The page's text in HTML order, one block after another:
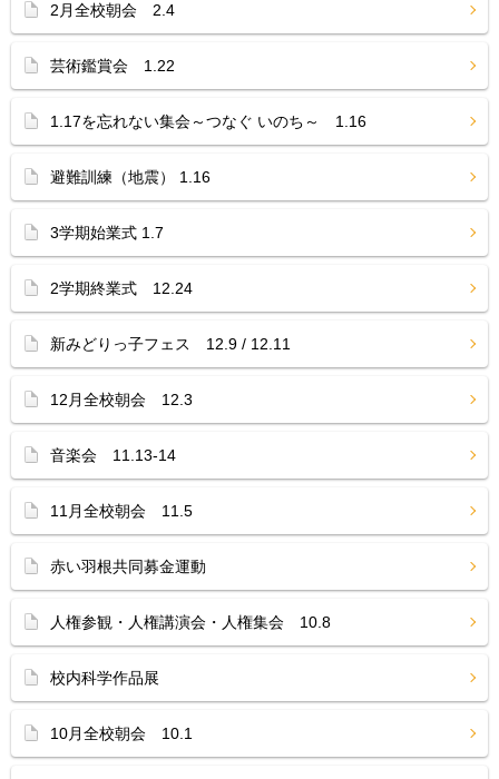
2月全校朝会 2.4
芸術鑑賞会 1.22
1.17を忘れない集会～つなぐ いのち～ 1.16
避難訓練（地震） 1.16
3学期始業式 1.7
2学期終業式 12.24
新みどりっ子フェス 12.9 / 12.11
12月全校朝会 12.3
音楽会 11.13-14
11月全校朝会 11.5
赤い羽根共同募金運動
人権参観・人権講演会・人権集会 10.8
校内科学作品展
10月全校朝会 10.1